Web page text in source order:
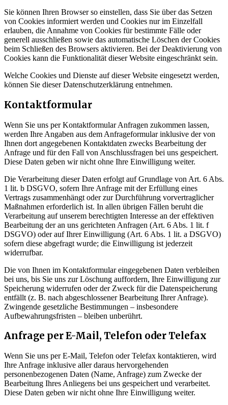
Sie können Ihren Browser so einstellen, dass Sie über das Setzen
von Cookies informiert werden und Cookies nur im Einzelfall
erlauben, die Annahme von Cookies für bestimmte Fälle oder
generell ausschließen sowie das automatische Löschen der Cookies
beim Schließen des Browsers aktivieren. Bei der Deaktivierung von
Cookies kann die Funktionalität dieser Website eingeschränkt sein.
Welche Cookies und Dienste auf dieser Website eingesetzt werden,
können Sie dieser Datenschutzerklärung entnehmen.
Kontaktformular
Wenn Sie uns per Kontaktformular Anfragen zukommen lassen,
werden Ihre Angaben aus dem Anfrageformular inklusive der von
Ihnen dort angegebenen Kontaktdaten zwecks Bearbeitung der
Anfrage und für den Fall von Anschlussfragen bei uns gespeichert.
Diese Daten geben wir nicht ohne Ihre Einwilligung weiter.
Die Verarbeitung dieser Daten erfolgt auf Grundlage von Art. 6 Abs.
1 lit. b DSGVO, sofern Ihre Anfrage mit der Erfüllung eines
Vertrags zusammenhängt oder zur Durchführung vorvertraglicher
Maßnahmen erforderlich ist. In allen übrigen Fällen beruht die
Verarbeitung auf unserem berechtigten Interesse an der effektiven
Bearbeitung der an uns gerichteten Anfragen (Art. 6 Abs. 1 lit. f
DSGVO) oder auf Ihrer Einwilligung (Art. 6 Abs. 1 lit. a DSGVO)
sofern diese abgefragt wurde; die Einwilligung ist jederzeit
widerrufbar.
Die von Ihnen im Kontaktformular eingegebenen Daten verbleiben
bei uns, bis Sie uns zur Löschung auffordern, Ihre Einwilligung zur
Speicherung widerrufen oder der Zweck für die Datenspeicherung
entfällt (z. B. nach abgeschlossener Bearbeitung Ihrer Anfrage).
Zwingende gesetzliche Bestimmungen – insbesondere
Aufbewahrungsfristen – bleiben unberührt.
Anfrage per E-Mail, Telefon oder Telefax
Wenn Sie uns per E-Mail, Telefon oder Telefax kontaktieren, wird
Ihre Anfrage inklusive aller daraus hervorgehenden
personenbezogenen Daten (Name, Anfrage) zum Zwecke der
Bearbeitung Ihres Anliegens bei uns gespeichert und verarbeitet.
Diese Daten geben wir nicht ohne Ihre Einwilligung weiter.